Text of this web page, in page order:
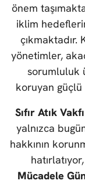
önem
iklim
çıkmaktadır.
yönetimler,
sorumluluk
koruyan
Sıfır Atık Vakfı
yalnızca
hakkının
hatırlatıyor,
Mücadele